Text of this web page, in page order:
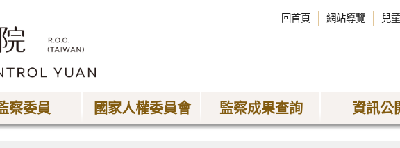
回首頁 網站導覽 兒
察委員 國家人權委員會 監察成果查詢 資訊公